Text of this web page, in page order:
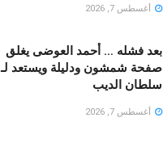
أغسطس 7, 2026
بعد فشله … أحمد العوضى يغلق
صفحة شمشون ودليلة ويستعد لـ
سلطان الديب
أغسطس 7, 2026